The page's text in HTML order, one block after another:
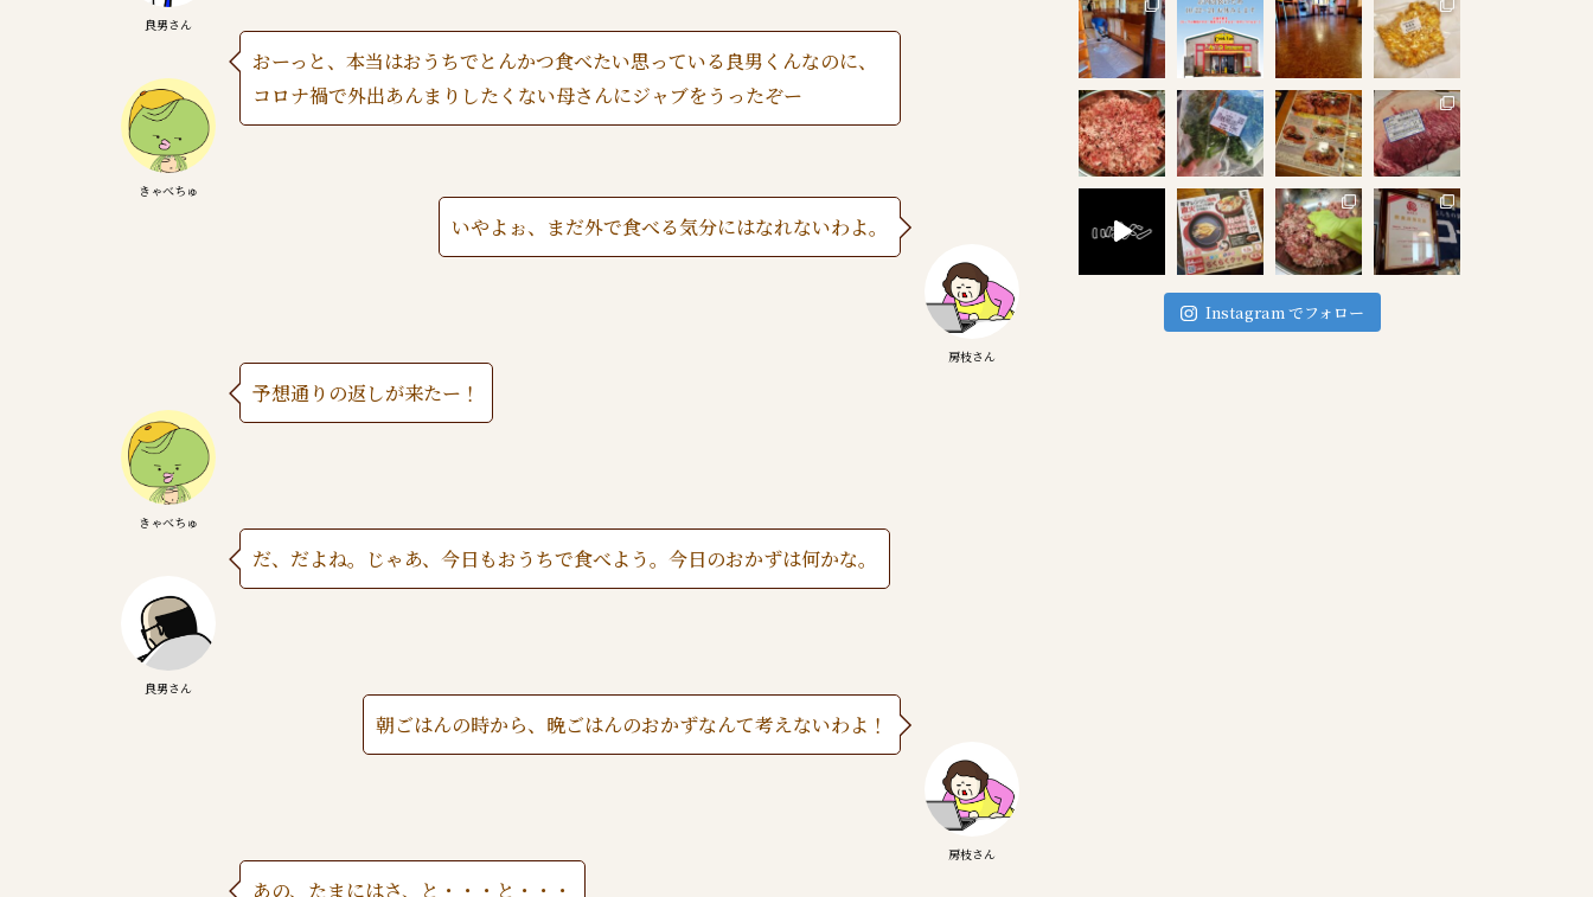
良男さん
きゃべちゅ
おーっと、本当はおうちでとんかつ食べたい思っている良男くんなのに、
コロナ禍で外出あんまりしたくない母さんにジャブをうったぞー
房枝さん
いやよぉ、まだ外で食べる気分にはなれないわよ。
きゃべちゅ
予想通りの返しが来たー！
良男さん
だ、だよね。じゃあ、今日もおうちで食べよう。今日のおかずは何かな。
房枝さん
朝ごはんの時から、晩ごはんのおかずなんて考えないわよ！
あの、たまにはさ、と・・・と・・・
Instagram でフォロー